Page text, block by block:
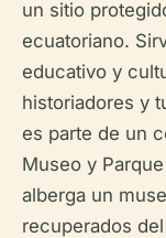
un sitio
ecuatoriano.
educativo y
historiadores y
es parte de un
Museo y
alberga un
recuperados